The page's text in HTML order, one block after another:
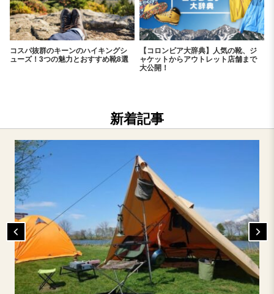
コスパ抜群のキーンのハイキングシ
ューズ！3つの魅力とおすすめ靴8選
【コロンビア大辞典】人気の靴、ジ
ャケットからアウトレット店舗まで
大公開！
新着記事